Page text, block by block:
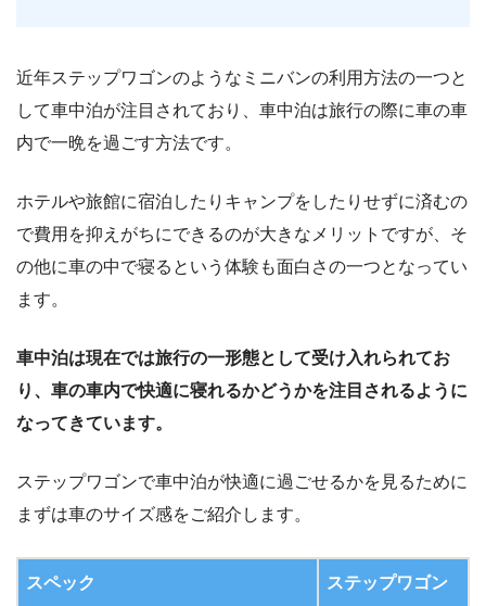
近年ステップワゴンのようなミニバンの利用方法の一つと
して車中泊が注目されており、車中泊は旅行の際に車の車
内で一晩を過ごす方法です。
ホテルや旅館に宿泊したりキャンプをしたりせずに済むの
で費用を抑えがちにできるのが大きなメリットですが、そ
の他に車の中で寝るという体験も面白さの一つとなってい
ます。
車中泊は現在では旅行の一形態として受け入れられてお
り、車の車内で快適に寝れるかどうかを注目されるように
なってきています。
ステップワゴンで車中泊が快適に過ごせるかを見るために
まずは車のサイズ感をご紹介します。
スペック ステップワゴン